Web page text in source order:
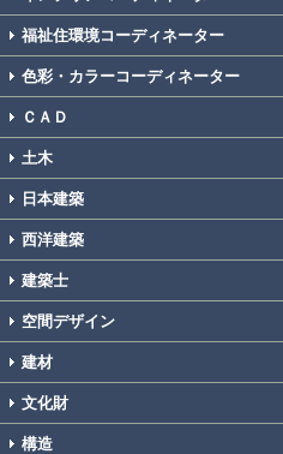
福祉住環境コーディネーター
色彩・カラーコーディネーター
ＣＡＤ
土木
日本建築
西洋建築
建築士
空間デザイン
建材
文化財
構造